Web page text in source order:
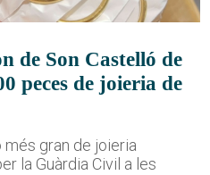
de Son Castelló de
peces de joieria de
gran de joieria
la Guàrdia Civil a les